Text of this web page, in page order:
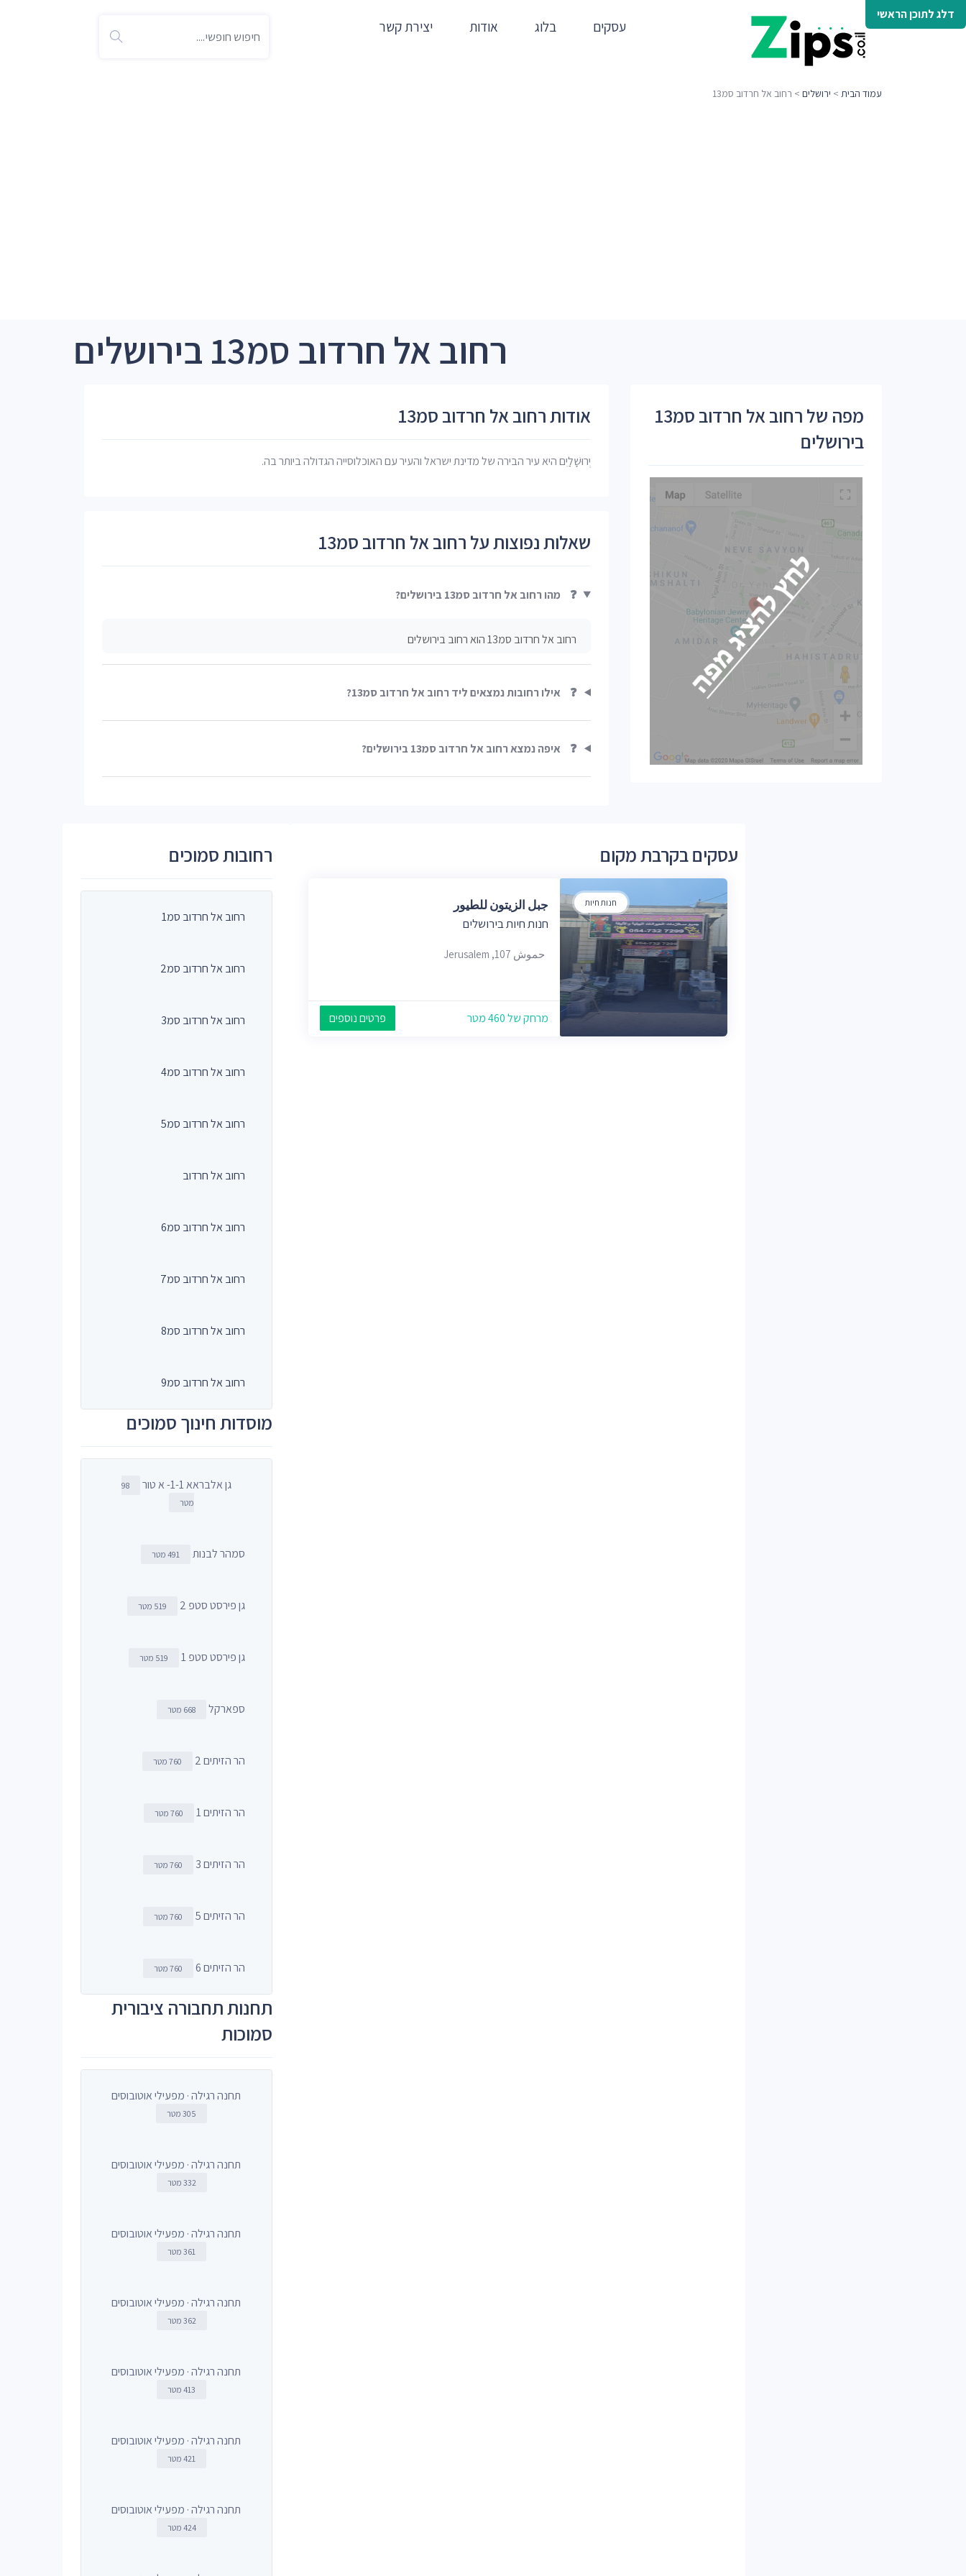
דלג לתוכן הראשי
עסקים בלוג אודות יצירת קשר
עמוד הבית > ירושלים > רחוב אל חרדוב סמ13
רחוב אל חרדוב סמ13 בירושלים
אודות רחוב אל חרדוב סמ13
יְרוּשָׁלַיִם היא עיר הבירה של מדינת ישראל והעיר עם האוכלוסייה הגדולה ביותר בה.
שאלות נפוצות על רחוב אל חרדוב סמ13
❓ מהו רחוב אל חרדוב סמ13 בירושלים?
רחוב אל חרדוב סמ13 הוא רחוב בירושלים
❓ אילו רחובות נמצאים ליד רחוב אל חרדוב סמ13?
❓ איפה נמצא רחוב אל חרדוב סמ13 בירושלים?
מפה של רחוב אל חרדוב סמ13
בירושלים
עסקים בקרבת מקום
חנות חיות
جبل الزيتون للطيور
חנות חיות בירושלים
حموش 107, Jerusalem
מרחק של 460 מטר פרטים נוספים
רחובות סמוכים
רחוב אל חרדוב סמ1
רחוב אל חרדוב סמ2
רחוב אל חרדוב סמ3
רחוב אל חרדוב סמ4
רחוב אל חרדוב סמ5
רחוב אל חרדוב
רחוב אל חרדוב סמ6
רחוב אל חרדוב סמ7
רחוב אל חרדוב סמ8
רחוב אל חרדוב סמ9
מוסדות חינוך סמוכים
גן אלבראא 1-1- א טור
98
מטר
סמהר לבנות 491 מטר
גן פירסט סטפ 2 519 מטר
גן פירסט סטפ 1 519 מטר
ספארקל 668 מטר
הר הזיתים 2 760 מטר
הר הזיתים 1 760 מטר
הר הזיתים 3 760 מטר
הר הזיתים 5 760 מטר
הר הזיתים 6 760 מטר
תחנות תחבורה ציבורית
סמוכות
תחנה רגילה · מפעילי אוטובוסים
305 מטר
תחנה רגילה · מפעילי אוטובוסים
332 מטר
תחנה רגילה · מפעילי אוטובוסים
361 מטר
תחנה רגילה · מפעילי אוטובוסים
362 מטר
תחנה רגילה · מפעילי אוטובוסים
413 מטר
תחנה רגילה · מפעילי אוטובוסים
421 מטר
תחנה רגילה · מפעילי אוטובוסים
424 מטר